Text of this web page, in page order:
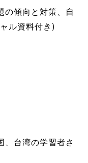
の傾向と対策、自
ル資料付き)
、台湾の学習者さ